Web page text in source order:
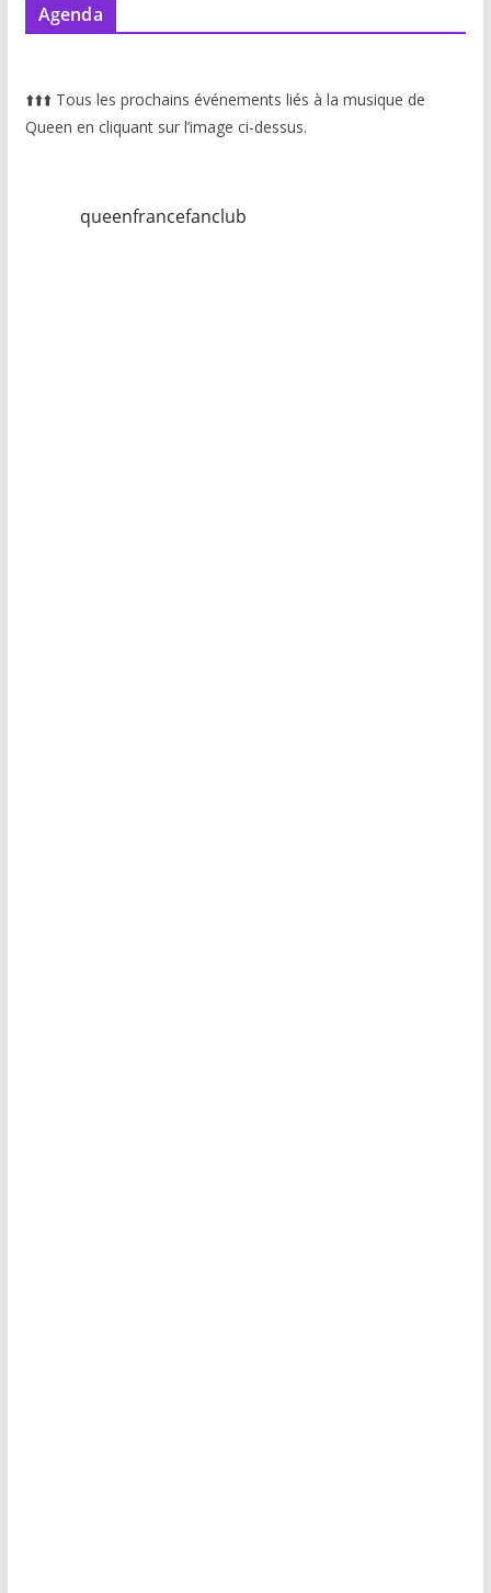
Agenda
⬆️⬆️⬆️ Tous les prochains événements liés à la musique de
Queen en cliquant sur l’image ci-dessus.
queenfrancefanclub